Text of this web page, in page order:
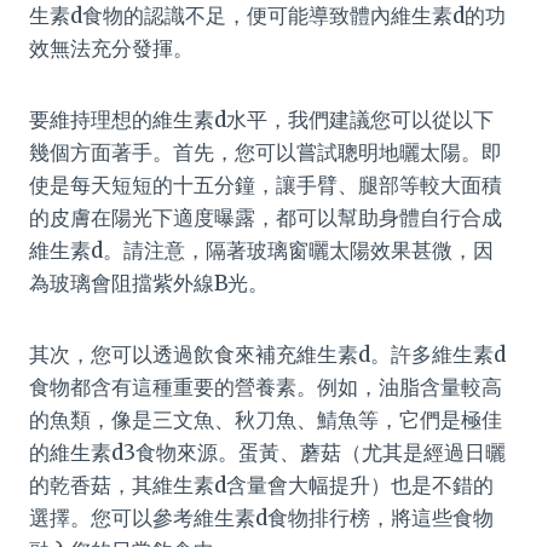
生素d食物的認識不足，便可能導致體內維生素d的功
效無法充分發揮。
要維持理想的維生素d水平，我們建議您可以從以下
幾個方面著手。首先，您可以嘗試聰明地曬太陽。即
使是每天短短的十五分鐘，讓手臂、腿部等較大面積
的皮膚在陽光下適度曝露，都可以幫助身體自行合成
維生素d。請注意，隔著玻璃窗曬太陽效果甚微，因
為玻璃會阻擋紫外線B光。
其次，您可以透過飲食來補充維生素d。許多維生素d
食物都含有這種重要的營養素。例如，油脂含量較高
的魚類，像是三文魚、秋刀魚、鯖魚等，它們是極佳
的維生素d3食物來源。蛋黃、蘑菇（尤其是經過日曬
的乾香菇，其維生素d含量會大幅提升）也是不錯的
選擇。您可以參考維生素d食物排行榜，將這些食物